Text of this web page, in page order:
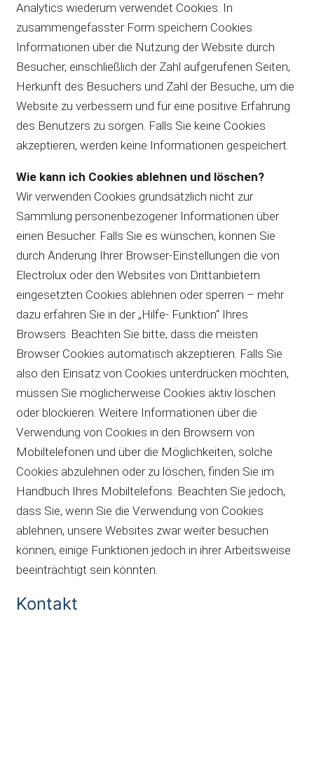
Analytics wiederum verwendet Cookies. In
zusammengefasster Form speichern Cookies
Informationen über die Nutzung der Website durch
Besucher, einschließlich der Zahl aufgerufenen Seiten,
Herkunft des Besuchers und Zahl der Besuche, um die
Website zu verbessern und für eine positive Erfahrung
des Benutzers zu sorgen. Falls Sie keine Cookies
akzeptieren, werden keine Informationen gespeichert.
Wie kann ich Cookies ablehnen und löschen?
Wir verwenden Cookies grundsätzlich nicht zur
Sammlung personenbezogener Informationen über
einen Besucher. Falls Sie es wünschen, können Sie
durch Änderung Ihrer Browser-Einstellungen die von
Electrolux oder den Websites von Drittanbietern
eingesetzten Cookies ablehnen oder sperren – mehr
dazu erfahren Sie in der „Hilfe- Funktion“ Ihres
Browsers. Beachten Sie bitte, dass die meisten
Browser Cookies automatisch akzeptieren. Falls Sie
also den Einsatz von Cookies unterdrücken möchten,
müssen Sie möglicherweise Cookies aktiv löschen
oder blockieren. Weitere Informationen über die
Verwendung von Cookies in den Browsern von
Mobiltelefonen und über die Möglichkeiten, solche
Cookies abzulehnen oder zu löschen, finden Sie im
Handbuch Ihres Mobiltelefons. Beachten Sie jedoch,
dass Sie, wenn Sie die Verwendung von Cookies
ablehnen, unsere Websites zwar weiter besuchen
können, einige Funktionen jedoch in ihrer Arbeitsweise
beeinträchtigt sein könnten.
Kontakt